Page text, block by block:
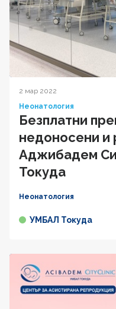
2 мар 2022
Неонатология
Безплатни
недоносени и
Аджибадем
Токуда
Неонатология
УМБАЛ Токуда